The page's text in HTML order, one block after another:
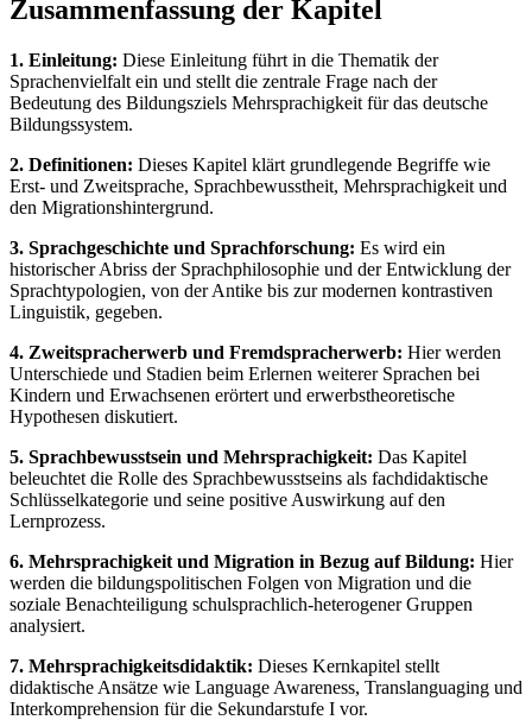
Zusammenfassung der Kapitel
1. Einleitung: Diese Einleitung führt in die Thematik der
Sprachenvielfalt ein und stellt die zentrale Frage nach der
Bedeutung des Bildungsziels Mehrsprachigkeit für das deutsche
Bildungssystem.
2. Definitionen: Dieses Kapitel klärt grundlegende Begriffe wie
Erst- und Zweitsprache, Sprachbewusstheit, Mehrsprachigkeit und
den Migrationshintergrund.
3. Sprachgeschichte und Sprachforschung: Es wird ein
historischer Abriss der Sprachphilosophie und der Entwicklung der
Sprachtypologien, von der Antike bis zur modernen kontrastiven
Linguistik, gegeben.
4. Zweitspracherwerb und Fremdspracherwerb: Hier werden
Unterschiede und Stadien beim Erlernen weiterer Sprachen bei
Kindern und Erwachsenen erörtert und erwerbstheoretische
Hypothesen diskutiert.
5. Sprachbewusstsein und Mehrsprachigkeit: Das Kapitel
beleuchtet die Rolle des Sprachbewusstseins als fachdidaktische
Schlüsselkategorie und seine positive Auswirkung auf den
Lernprozess.
6. Mehrsprachigkeit und Migration in Bezug auf Bildung: Hier
werden die bildungspolitischen Folgen von Migration und die
soziale Benachteiligung schulsprachlich-heterogener Gruppen
analysiert.
7. Mehrsprachigkeitsdidaktik: Dieses Kernkapitel stellt
didaktische Ansätze wie Language Awareness, Translanguaging und
Interkomprehension für die Sekundarstufe I vor.